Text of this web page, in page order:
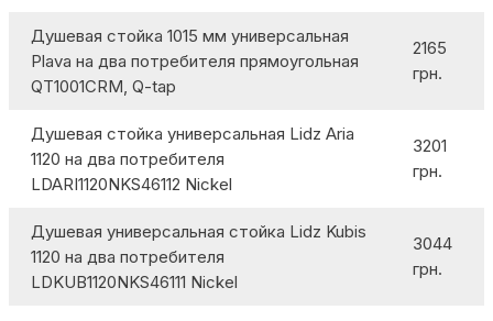
Душевая стойка 1015 мм универсальная
Plava на два потребителя прямоугольная
QT1001CRM, Q-tap
2165
грн.
Душевая стойка универсальная Lidz Aria
1120 на два потребителя
LDARI1120NKS46112 Nickel
3201
грн.
Душевая универсальная стойка Lidz Kubis
1120 на два потребителя
LDKUB1120NKS46111 Nickel
3044
грн.